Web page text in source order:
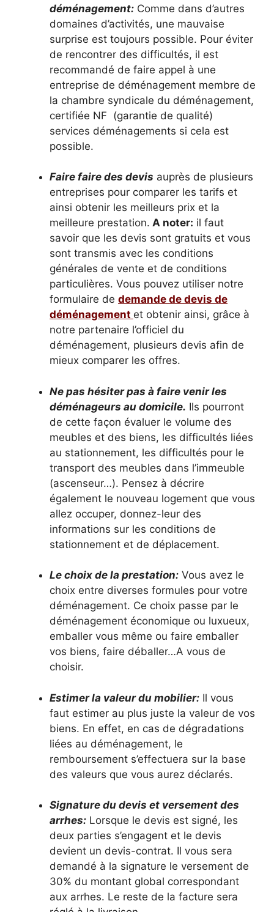
déménagement: Comme dans d’autres
domaines d’activités, une mauvaise
surprise est toujours possible. Pour éviter
de rencontrer des difficultés, il est
recommandé de faire appel à une
entreprise de déménagement membre de
la chambre syndicale du déménagement,
certifiée NF (garantie de qualité)
services déménagements si cela est
possible.
Faire faire des devis auprès de plusieurs
entreprises pour comparer les tarifs et
ainsi obtenir les meilleurs prix et la
meilleure prestation. A noter: il faut
savoir que les devis sont gratuits et vous
sont transmis avec les conditions
générales de vente et de conditions
particulières. Vous pouvez utiliser notre
formulaire de demande de devis de
déménagement et obtenir ainsi, grâce à
notre partenaire l’officiel du
déménagement, plusieurs devis afin de
mieux comparer les offres.
Ne pas hésiter pas à faire venir les
déménageurs au domicile. Ils pourront
de cette façon évaluer le volume des
meubles et des biens, les difficultés liées
au stationnement, les difficultés pour le
transport des meubles dans l’immeuble
(ascenseur…). Pensez à décrire
également le nouveau logement que vous
allez occuper, donnez-leur des
informations sur les conditions de
stationnement et de déplacement.
Le choix de la prestation: Vous avez le
choix entre diverses formules pour votre
déménagement. Ce choix passe par le
déménagement économique ou luxueux,
emballer vous même ou faire emballer
vos biens, faire déballer…A vous de
choisir.
Estimer la valeur du mobilier: Il vous
faut estimer au plus juste la valeur de vos
biens. En effet, en cas de dégradations
liées au déménagement, le
remboursement s’effectuera sur la base
des valeurs que vous aurez déclarés.
Signature du devis et versement des
arrhes: Lorsque le devis est signé, les
deux parties s’engagent et le devis
devient un devis-contrat. Il vous sera
demandé à la signature le versement de
30% du montant global correspondant
aux arrhes. Le reste de la facture sera